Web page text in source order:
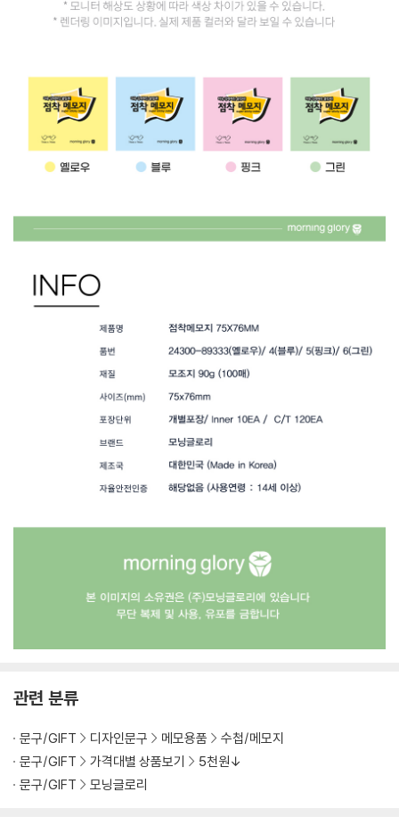
관련 분류
문구/GIFT 디자인문구 메모용품
수첩/메모지
문구/GIFT
가격대별 상품보기
5천원↓
문구/GIFT
모닝글로리